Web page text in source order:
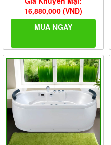
16,880,000 (VNĐ)
MUA NGAY